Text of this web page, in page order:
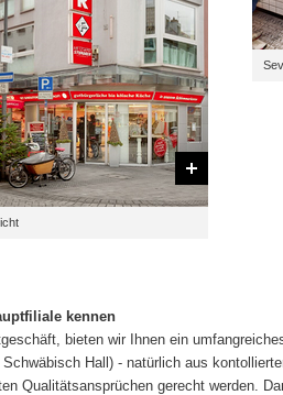
kennen
bieten wir Ihnen ein
Hall) - natürlich aus
Qualitätsansprüchen gerecht werden.